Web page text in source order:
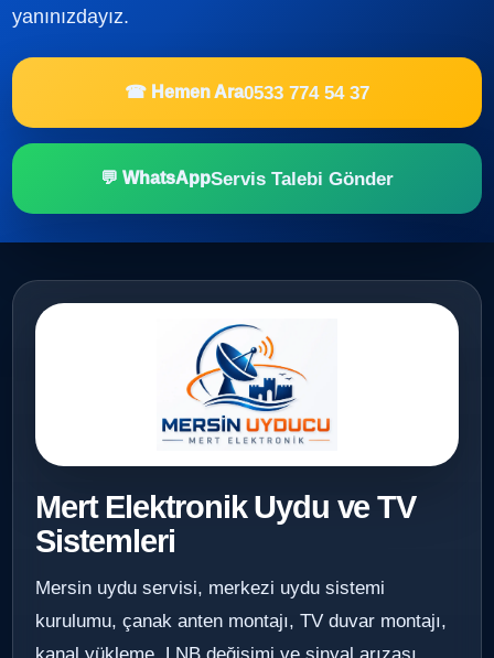
yanınızdayız.
☎ Hemen Ara0533 774 54 37
💬 WhatsAppServis Talebi Gönder
Mert Elektronik Uydu ve TV
Sistemleri
Mersin uydu servisi, merkezi uydu sistemi
kurulumu, çanak anten montajı, TV duvar montajı,